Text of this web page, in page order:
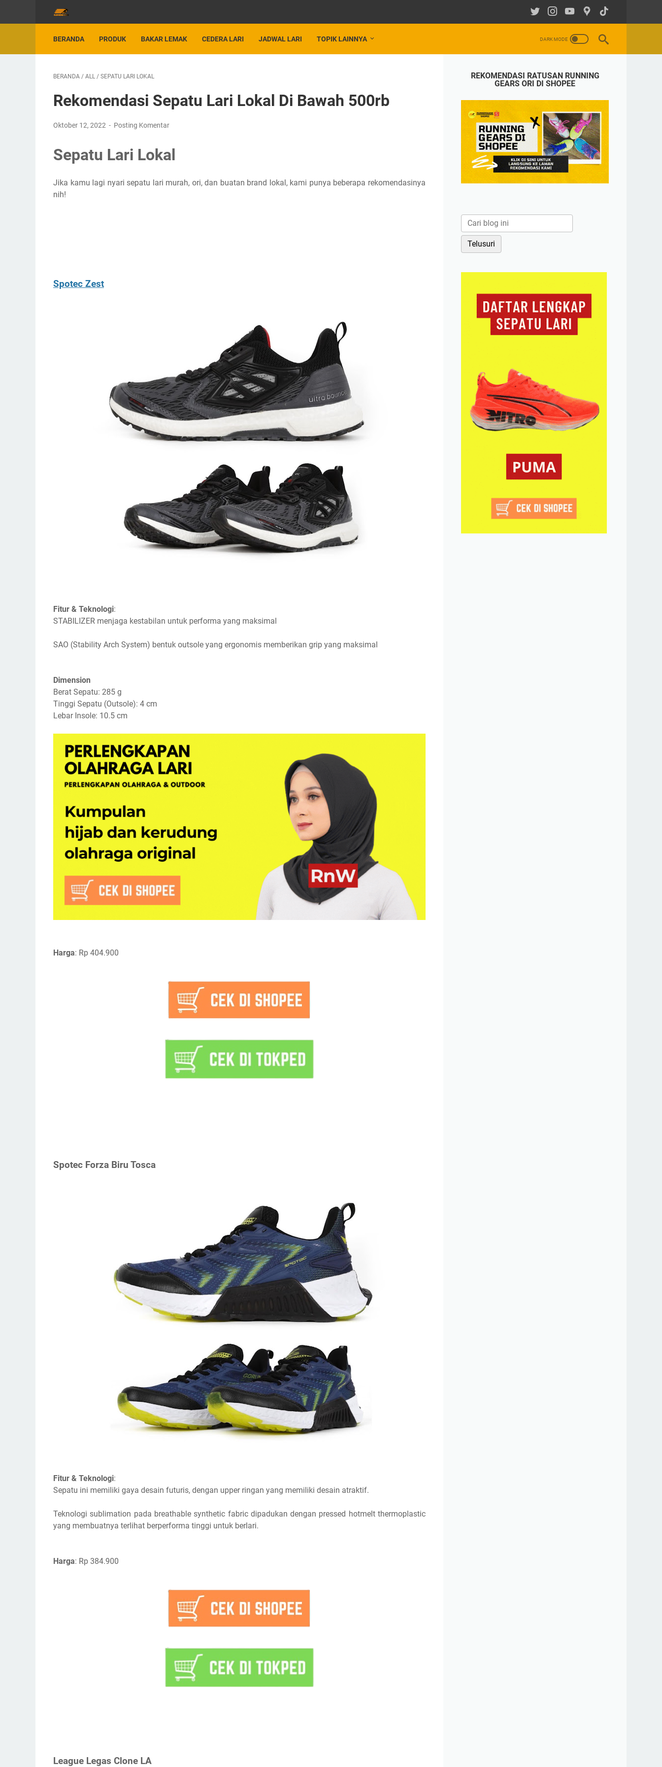
BERANDA PRODUK BAKAR LEMAK CEDERA LARI JADWAL LARI TOPIK LAINNYA
BERANDA / ALL / SEPATU LARI LOKAL
Rekomendasi Sepatu Lari Lokal Di Bawah 500rb
Oktober 12, 2022 Posting Komentar
Sepatu Lari Lokal
Jika kamu lagi nyari sepatu lari murah, ori, dan buatan brand lokal, kami punya beberapa rekomendasinya
nih!
Spotec Zest
Fitur & Teknologi:
STABILIZER menjaga kestabilan untuk performa yang maksimal
SAO (Stability Arch System) bentuk outsole yang ergonomis memberikan grip yang maksimal
Dimension
Berat Sepatu: 285 g
Tinggi Sepatu (Outsole): 4 cm
Lebar Insole: 10.5 cm
Harga: Rp 404.900
Spotec Forza Biru Tosca
Fitur & Teknologi:
Sepatu ini memiliki gaya desain futuris, dengan upper ringan yang memiliki desain atraktif.
Teknologi sublimation pada breathable synthetic fabric dipadukan dengan pressed hotmelt thermoplastic
yang membuatnya terlihat berperforma tinggi untuk berlari.
Harga: Rp 384.900
League Legas Clone LA
REKOMENDASI RATUSAN RUNNING
GEARS ORI DI SHOPEE